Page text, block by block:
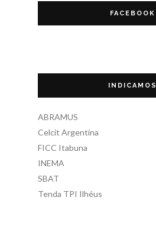
FACEBOOK
INDICAMOS
ABRAMUS
Celcit Argentina
FICC Itabuna
INEMA
SBAT
Tenda TPI Ilhéus